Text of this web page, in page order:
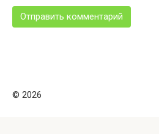
© 2026